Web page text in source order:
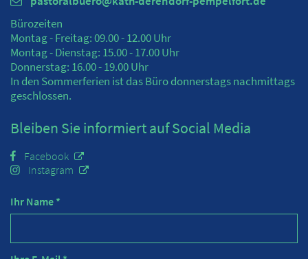
Bürozeiten
Montag - Freitag: 09.00 - 12.00 Uhr
Montag - Dienstag: 15.00 - 17.00 Uhr
Donnerstag: 16.00 - 19.00 Uhr
In den Sommerferien ist das Büro donnerstags nachmittags
geschlossen.
Bleiben Sie informiert auf Social Media
Facebook
Instagram
Ihr Name *